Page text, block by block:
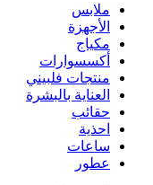
ملابس
الأجهزة
مكياج
أكسسوارات
منتجات فلبيني
العناية بالبشرة
حقائب
احذية
ساعات
عطور